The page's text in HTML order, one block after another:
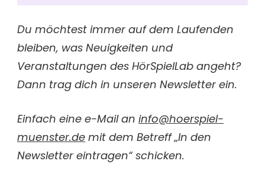
Du möchtest immer auf dem Laufenden
bleiben, was Neuigkeiten und
Veranstaltungen des HörSpielLab angeht?
Dann trag dich in unseren Newsletter ein.
Einfach eine e-Mail an info@hoerspiel-
muenster.de mit dem Betreff „In den
Newsletter eintragen“ schicken.